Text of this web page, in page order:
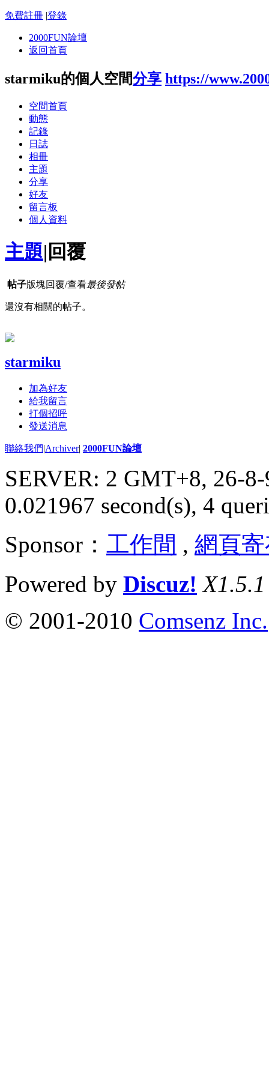
免費註冊 |登錄
2000FUN論壇
返回首頁
starmiku的個人空間分享 https://
空間首頁
動態
記錄
日誌
相冊
主題
分享
好友
留言板
個人資料
主題| 回覆
帖子版塊回覆/查看最後發帖
還沒有相關的帖子。
starmiku
加為好友
給我留言
打個招呼
發送消息
聯絡我們|Archiver| 2000FUN論壇
SERVER: 2 GMT+8, 26-
0.021967 second(s), 4
Sponsor： 工作間 , 網頁
Powered by Discuz! X1.5.1
© 2001-2010 Comsenz Inc.